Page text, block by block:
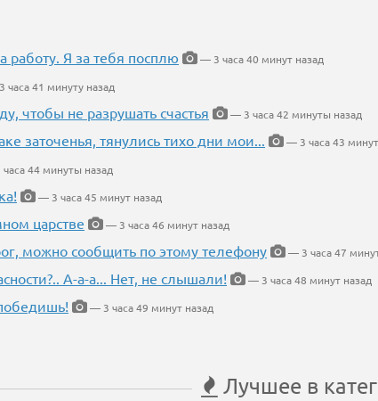
работу. Я за тебя посплю
— 3 часа 40 минут назад
часа 41 минуту назад
чтобы не разрушать счастья
— 3 часа 42 минуты назад
заточенья, тянулись тихо дни мои...
— 3 часа 43
44 минуты назад
— 3 часа 45 минут назад
царстве
— 3 часа 46 минут назад
можно сообщить по этому телефону
— 3 часа 47
А-а-а... Нет, не слышали!
— 3 часа 48 минут назад
— 3 часа 49 минут назад
Лучшее в